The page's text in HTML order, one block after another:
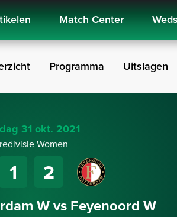
Match Center
Programma Uitslagen
31 okt. 2021
Women
1 2
W vs Feyenoord W